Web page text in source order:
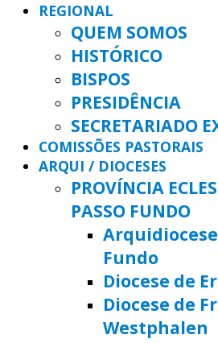
REGIONAL
QUEM SOMOS
HISTÓRICO
BISPOS
PRESIDÊNCIA
SECRETARIADO
COMISSÕES PASTORAIS
ARQUI / DIOCESES
PROVÍNCIA
PASSO FUNDO
Fundo
Diocese de
Diocese de
Westphalen